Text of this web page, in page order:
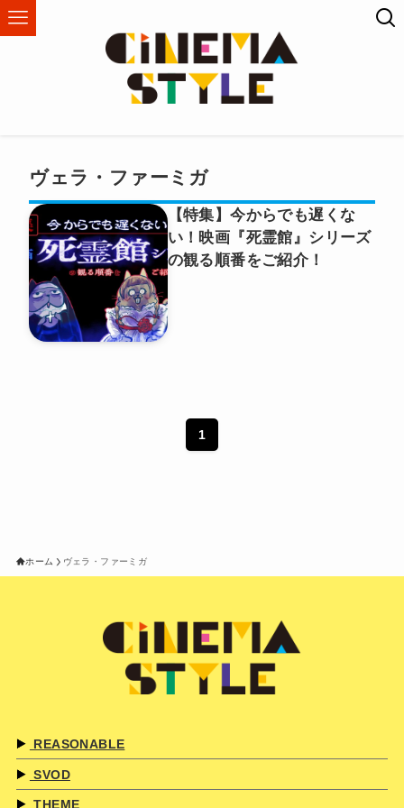
ヴェラ・ファーミガ
【特集】今からでも遅くな
い！映画『死霊館』シリーズ
の観る順番をご紹介！
1
ホーム ヴェラ・ファーミガ
REASONABLE
SVOD
THEME